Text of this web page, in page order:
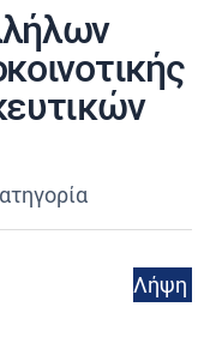
Λήψη